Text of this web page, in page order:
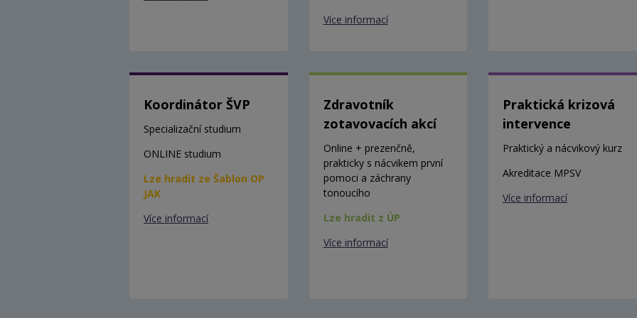
Více informací
Koordinátor ŠVP
Specializační studium
ONLINE studium
Lze hradit ze Šablon OP
JAK
Více informací
Zdravotník
zotavovacích akcí
Online + prezenčně,
prakticky s nácvikem první
pomoci a záchrany
tonoucího
Lze hradit z ÚP
Více informací
Praktická krizová
intervence
Praktický a nácvikový kurz
Akreditace MPSV
Více informací